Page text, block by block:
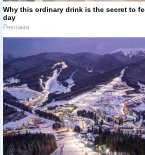
Why this ordinary drink is the secret to
day
Реклама